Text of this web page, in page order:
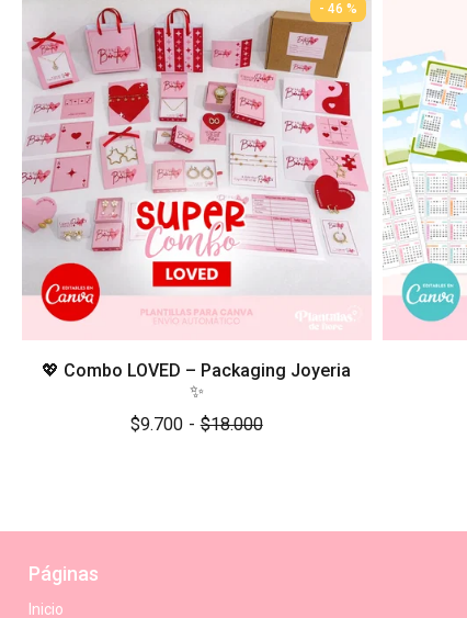
- 46 %
💖 Combo LOVED – Packaging Joyeria
✨
$9.700 - $18.000
Páginas
Inicio